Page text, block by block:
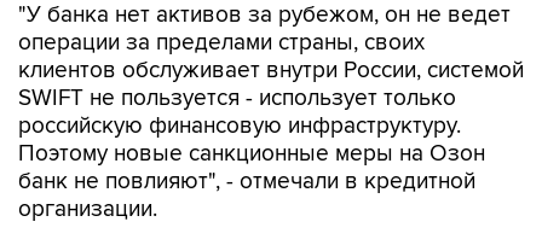
"У банка нет активов за рубежом, он не ведет
операции за пределами страны, своих
клиентов обслуживает внутри России, системой
SWIFT не пользуется - использует только
российскую финансовую инфраструктуру.
Поэтому новые санкционные меры на Озон
банк не повлияют", - отмечали в кредитной
организации.